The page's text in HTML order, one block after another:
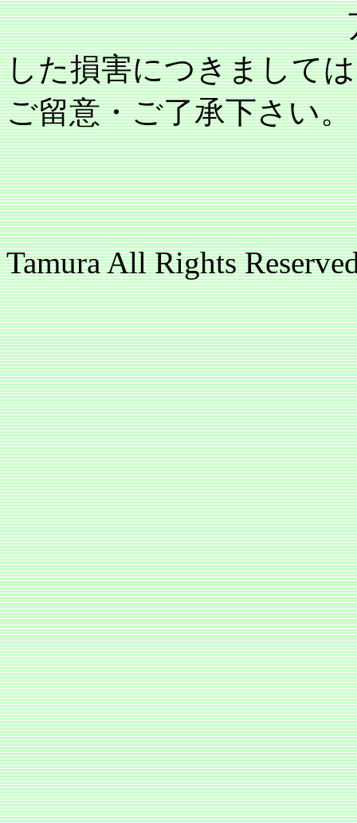
万が一記載
した損害につきまして
ご留意・ご了承下さい。
Tamura All Rights